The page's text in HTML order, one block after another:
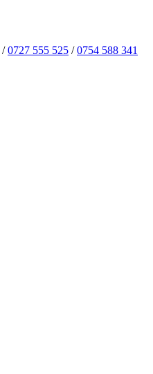
/0727 555 525 /0754 588 341